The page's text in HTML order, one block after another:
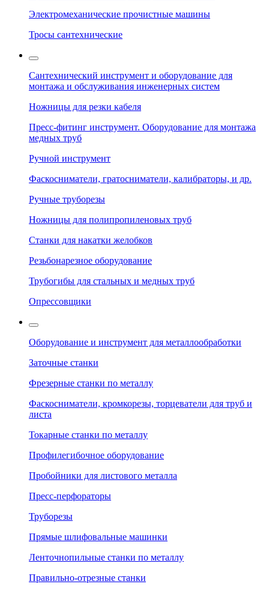
Электромеханические прочистные машины
Тросы сантехнические
Сантехнический инструмент и оборудование для
монтажа и обслуживания инженерных систем
Ножницы для резки кабеля
Пресс-фитинг инструмент. Оборудование для монтажа
медных труб
Ручной инструмент
Фаскосниматели, гратосниматели, калибраторы, и др.
Ручные труборезы
Ножницы для полипропиленовых труб
Станки для накатки желобков
Резьбонарезное оборудование
Трубогибы для стальных и медных труб
Опрессовщики
Оборудование и инструмент для металлообработки
Заточные станки
Фрезерные станки по металлу
Фаскосниматели, кромкорезы, торцеватели для труб и
листа
Токарные станки по металлу
Профилегибочное оборудование
Пробойники для листового металла
Пресс-перфораторы
Труборезы
Прямые шлифовальные машинки
Ленточнопильные станки по металлу
Правильно-отрезные станки